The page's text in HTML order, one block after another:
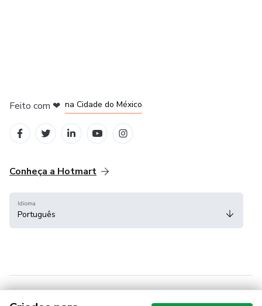
Feito com ❤ na Cidade do México
Conheça a Hotmart
Idioma
Português